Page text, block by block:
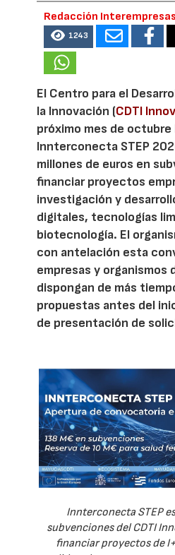
Redacción Interempresas
1243
El Centro para el
la Innovación (CDTI
próximo mes de
Innterconecta STEP
millones de euros en
financiar proyectos
investigación y
digitales, tecnologías
biotecnología. El
con antelación esta
empresas y organismos
dispongan de más
propuestas antes del
de presentación de
Innterconecta STEP
subvenciones del CDTI
financiar proyectos de